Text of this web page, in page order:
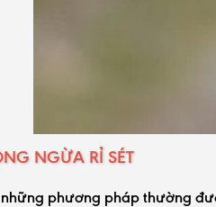
NGỪA RỈ SÉT
phương pháp thường